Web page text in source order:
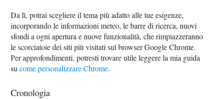
Da lì, potrai scegliere il tema più adatto alle tue esigenze,
incorporando le informazioni meteo, le barre di ricerca, nuovi
sfondi a ogni apertura e nuove funzionalità, che rimpiazzeranno
le scorciatoie dei siti più visitati sul browser Google Chrome.
Per approfondimenti, potresti trovare utile leggere la mia guida
sucome personalizzare Chrome.
Cronologia